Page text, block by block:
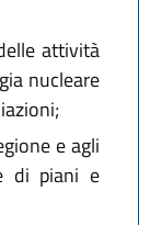
attività
nucleare
e agli
di piani e